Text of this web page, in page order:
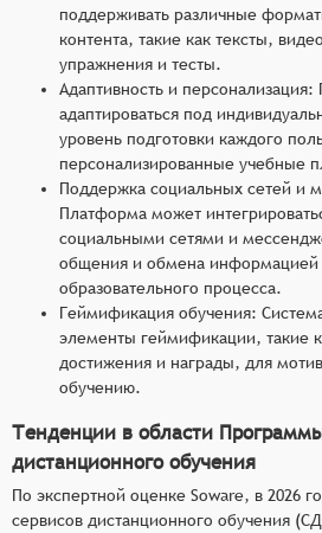
поддерживать различные
контента, такие как тексты,
упражнения и тесты.
Адаптивность и
адаптироваться под
уровень подготовки каждого
персонализированные учебные
Поддержка социальных сетей и
Платформа может
социальными сетями и
общения и обмена информацией
образовательного процесса.
Геймификация обучения:
элементы геймификации, такие
достижения и награды, для
обучению.
Тенденции в области
дистанционного обучения
По экспертной оценке Soware, в 2026
сервисов дистанционного обучения